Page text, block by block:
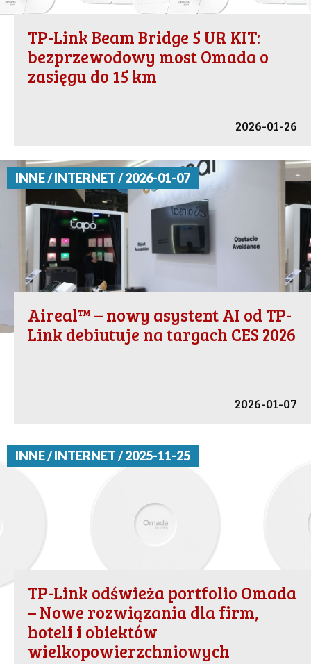
TP-Link Beam Bridge 5 UR KIT:
bezprzewodowy most Omada o
zasięgu do 15 km
2026-01-26
INNE / INTERNET / 2026-01-07
Aireal™ – nowy asystent AI od TP-
Link debiutuje na targach CES 2026
2026-01-07
INNE / INTERNET / 2025-11-25
TP-Link odświeża portfolio Omada
– Nowe rozwiązania dla firm,
hoteli i obiektów
wielkopowierzchniowych